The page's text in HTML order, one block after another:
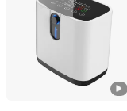
Anhui, China